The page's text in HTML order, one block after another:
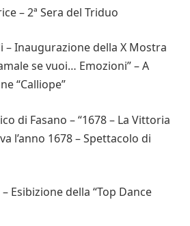
– 2ª Sera del Triduo
– Inaugurazione della X Mostra
se vuoi… Emozioni” – A
“Calliope”
di Fasano – “1678 – La Vittoria
l’anno 1678 – Spettacolo di
Esibizione della “Top Dance